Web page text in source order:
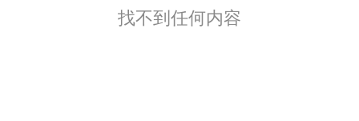
找不到任何内容